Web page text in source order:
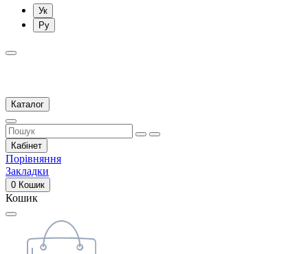
Ук
Ру
Каталог
Кабінет
Порівняння
Закладки
0 Кошик
Кошик